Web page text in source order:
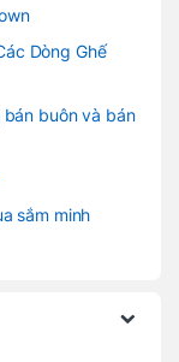
Dòng Ghế
buôn và bán
sắm minh